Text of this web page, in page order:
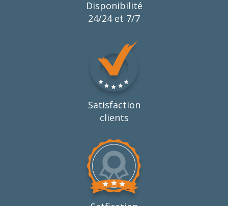
Disponibilité
24/24 et 7/7
Satisfaction
clients